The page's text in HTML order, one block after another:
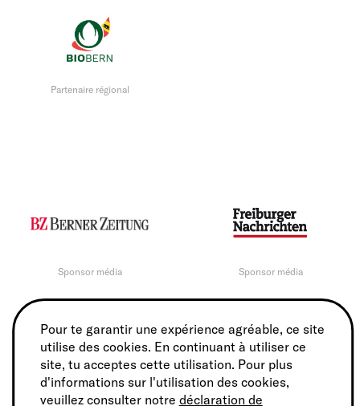
Partenaire régional
Sponsor média Sponsor média
Pour te garantir une expérience agréable, ce site
utilise des cookies. En continuant à utiliser ce
site, tu acceptes cette utilisation. Pour plus
d'informations sur l'utilisation des cookies,
veuillez consulter notre déclaration de